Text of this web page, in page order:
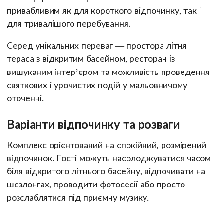
привабливим як для короткого відпочинку, так і
для тривалішого перебування.
Серед унікальних переваг — простора літня
тераса з відкритим басейном, ресторан із
вишуканим інтер’єром та можливість проведення
святкових і урочистих подій у мальовничому
оточенні.
Варіанти відпочинку та розваги
Комплекс орієнтований на спокійний, розмірений
відпочинок. Гості можуть насолоджуватися часом
біля відкритого літнього басейну, відпочивати на
шезлонгах, проводити фотосесії або просто
розслаблятися під приємну музику.